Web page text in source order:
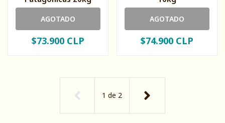
AGOTADO
$73.900 CLP
AGOTADO
$74.900 CLP
1 de 2